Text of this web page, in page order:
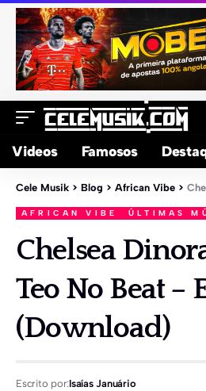
Videos Famosos
Cele Musik > Blog > African Vibe >
AFRICAN VIBE ÚLTIMAS
Chelsea
Teo No Beat –
(Download)
Escrito por:Isaías Januário